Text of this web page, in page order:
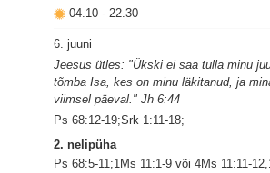
04.10- 22.30
6. juuni
Jeesus ütles: "Ükski ei saa tulla minu
tõmba Isa, kes on minu läkitanud, ja
viimsel päeval." Jh 6:44
Ps 68:12-19;Srk 1:11-18;
2. nelipüha
Ps 68:5-11;1Ms 11:1-9 või 4Ms 11:11-